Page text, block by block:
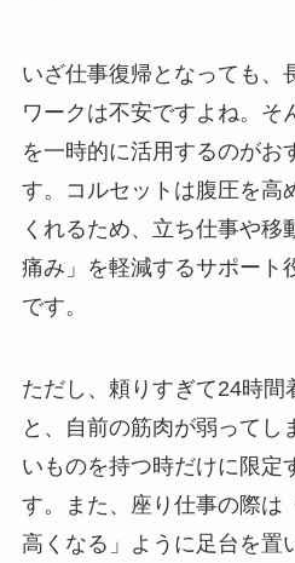
いざ仕事復帰となっても、
ワークは不安ですよね。そ
を一時的に活用するのがお
す。コルセットは腹圧を高
くれるため、立ち仕事や移
痛み」を軽減するサポート
です。
ただし、頼りすぎて24時間
と、自前の筋肉が弱ってし
いものを持つ時だけに限定
す。また、座り仕事の際は
高くなる」ように足台を置